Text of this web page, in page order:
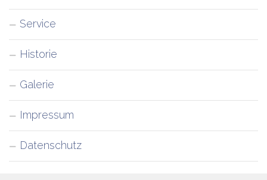
Service
Historie
Galerie
Impressum
Datenschutz